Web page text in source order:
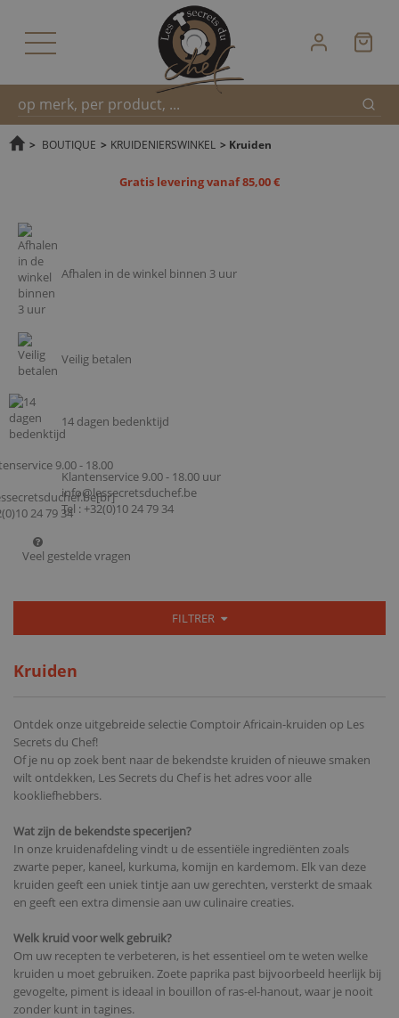
Snel
> BOUTIQUE > KRUIDENIERSWINKEL > Kruiden
Gratis levering vanaf 85,00 €
Afhalen in de winkel binnen 3 uur
Veilig betalen
14 dagen bedenktijd
Klantenservice 9.00 - 18.00 uur
info@lessecretsduchef.be
Tel : +32(0)10 24 79 34
Veel gestelde vragen
FILTRER
Kruiden
Ontdek onze uitgebreide selectie Comptoir Africain-kruiden op Les
Secrets du Chef!
Of je nu op zoek bent naar de bekendste kruiden of nieuwe smaken
wilt ontdekken, Les Secrets du Chef is het adres voor alle
kookliefhebbers.
Wat zijn de bekendste specerijen?
In onze kruidenafdeling vindt u de essentiële ingrediënten zoals
zwarte peper, kaneel, kurkuma, komijn en kardemom. Elk van deze
kruiden geeft een uniek tintje aan uw gerechten, versterkt de smaak
en geeft een extra dimensie aan uw culinaire creaties.
Welk kruid voor welk gebruik?
Om uw recepten te verbeteren, is het essentieel om te weten welke
kruiden u moet gebruiken. Zoete paprika past bijvoorbeeld heerlijk bij
gevogelte, piment is ideaal in bouillon of ras-el-hanout, waar je nooit
zonder kunt in tagines.